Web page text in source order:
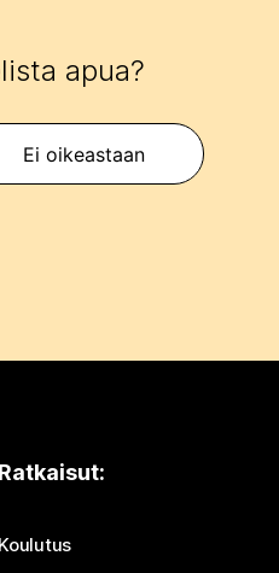
apua?
Ei oikeastaan
Ratkaisut:
Koulutus